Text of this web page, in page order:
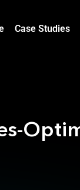
Case Studies